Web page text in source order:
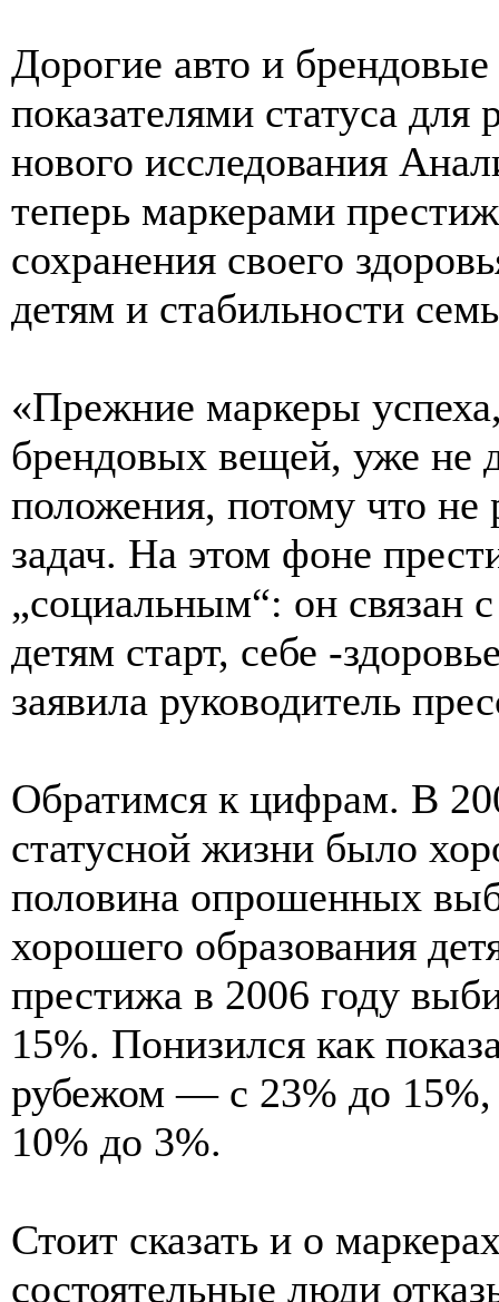
Дорогие авто и
показателями статуса для
нового исследования
теперь маркерами
сохранения своего
детям и стабильности
«Прежние маркеры
брендовых вещей, уже не
положения, потому что
задач. На этом фоне
„социальным“: он связан
детям старт, себе -
заявила руководитель
Обратимся к цифрам. В
статусной жизни было
половина опрошенных
хорошего образования
престижа в 2006 году
15%. Понизился как
рубежом — с 23% до 15%,
10% до 3%.
Стоит сказать и о
состоятельные люди